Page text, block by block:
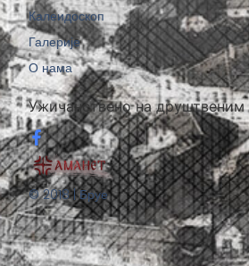
Ужичанствено на
© 2018 | Бруе
Калеидоскоп
Галерије
О нама